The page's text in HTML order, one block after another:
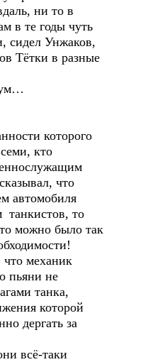
ни то в
в те годы чуть
сидел Унжаков,
Тётки в разные
которого
кто
что
автомобиля
танкистов, то
можно было так
что механик
пьяни не
танка,
которой
дергать за
всё-таки